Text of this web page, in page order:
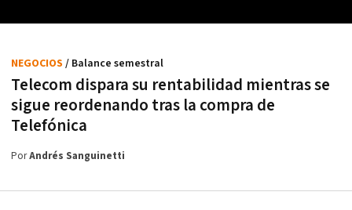
Telecom dispara su rentabilidad mientras se
sigue reordenando tras la compra de
Telefónica
NEGOCIOS / Balance semestral
PorAndrés Sanguinetti